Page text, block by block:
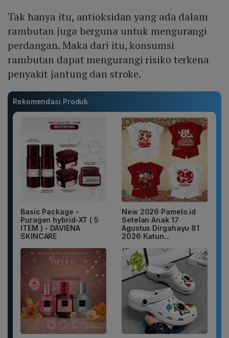
Tak hanya itu, antioksidan yang ada dalam
rambutan juga berguna untuk mengurangi
perdangan. Maka dari itu, konsumsi
rambutan dapat mengurangi risiko terkena
penyakit jantung dan stroke.
Rekomendasi Produk
Basic Package -
Puragen hybrid-XT ( 5
ITEM ) - DAVIENA
SKINCARE
New 2026 Pamelo.id
Setelan Anak 17
Agustus Dirgahayu 81
2026 Katun...